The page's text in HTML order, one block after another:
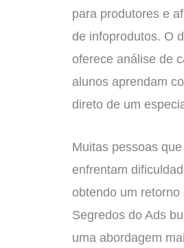
para produtores e
de infoprodutos. O
oferece análise de
alunos aprendam
direto de um
Muitas pessoas
enfrentam
obtendo um
Segredos do Ads
uma abordagem